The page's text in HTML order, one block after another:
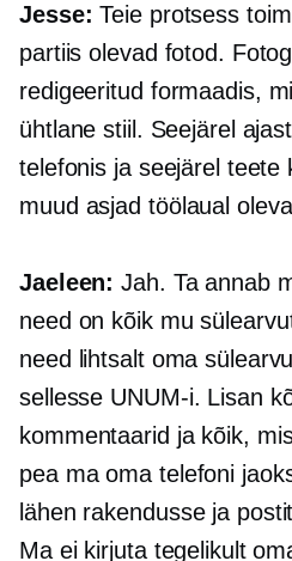
Jesse: Teie protsess
partiis olevad fotod.
redigeeritud formaadis,
ühtlane stiil. Seejärel
telefonis ja seejärel teete
muud asjad töölaual
Jaeleen: Jah. Ta annab
need on kõik mu
need lihtsalt oma
sellesse UNUM-i. Lisan
kommentaarid ja kõik,
pea ma oma telefoni
lähen rakendusse ja
Ma ei kirjuta tegelikult